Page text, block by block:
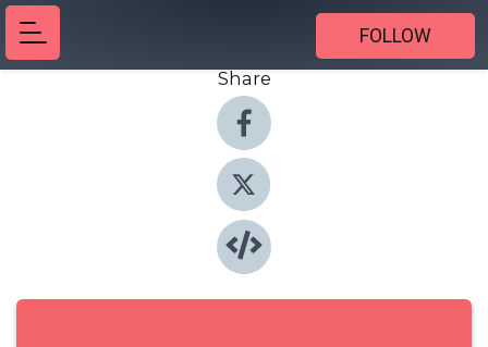
FOLLOW
Share